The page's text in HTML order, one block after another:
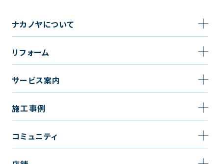
ナカノヤについて
事業内容
採用情報
リフォーム
トイレのリフォーム
キッチンのリフォーム
サービス案内
サービスの流れ
施工事例
施工事例一覧
コミュニティ
コミュニティ